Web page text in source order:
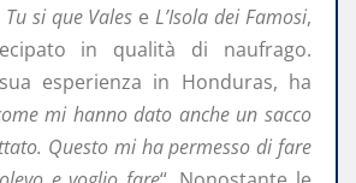
Tu si que Vales eL’Isola dei Famosi,
in qualità di naufrago.
esperienza in Honduras, ha
mi hanno dato anche un sacco
Questo mi ha permesso di fare